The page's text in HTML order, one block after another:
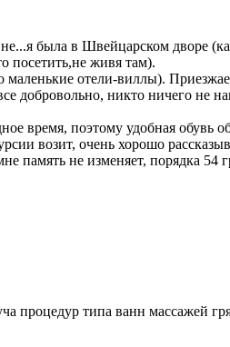
была в Швейцарском дворе
посетить,не живя там).
маленькие отели-виллы).
добровольно, никто ничего не
время, поэтому удобная обувь
возит, очень хорошо
память не изменяет, порядка 54
процедур типа ванн массажей